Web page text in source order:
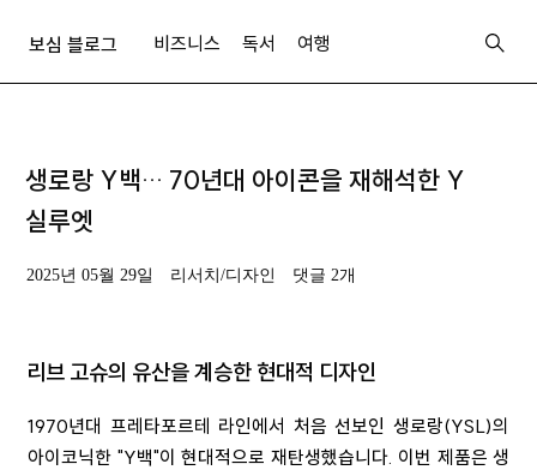
보심 블로그 비즈니스 독서 여행
생로랑 Y백… 70년대 아이콘을 재해석한 Y
실루엣
2025년 05월 29일 리서치/디자인 댓글 2개
리브 고슈의 유산을 계승한 현대적 디자인
1970년대 프레타포르테 라인에서 처음 선보인 생로랑(YSL)의
아이코닉한 "Y백"이 현대적으로 재탄생했습니다. 이번 제품은 생